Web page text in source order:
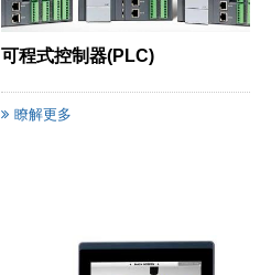
可程式控制器(PLC)
瞭解更多